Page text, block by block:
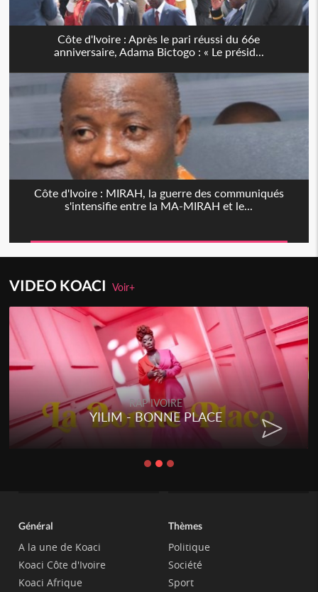
Côte d'Ivoire : Après le pari réussi du 66e
anniversaire, Adama Bictogo : « Le présid...
Côte d'Ivoire : MIRAH, la guerre des communiqués
s'intensifie entre la MA-MIRAH et le...
VIDEO KOACIVoir+
RAP IVOIRE
YILIM - BONNE PLACE
Général
A la une de Koaci
Koaci Côte d'Ivoire
Koaci Afrique
Thèmes
Politique
Société
Sport